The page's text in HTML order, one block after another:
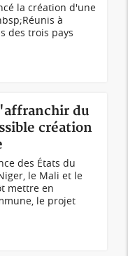
la création d'une
à
des trois pays
du
création
des États du
le Mali et le
mettre en
le projet